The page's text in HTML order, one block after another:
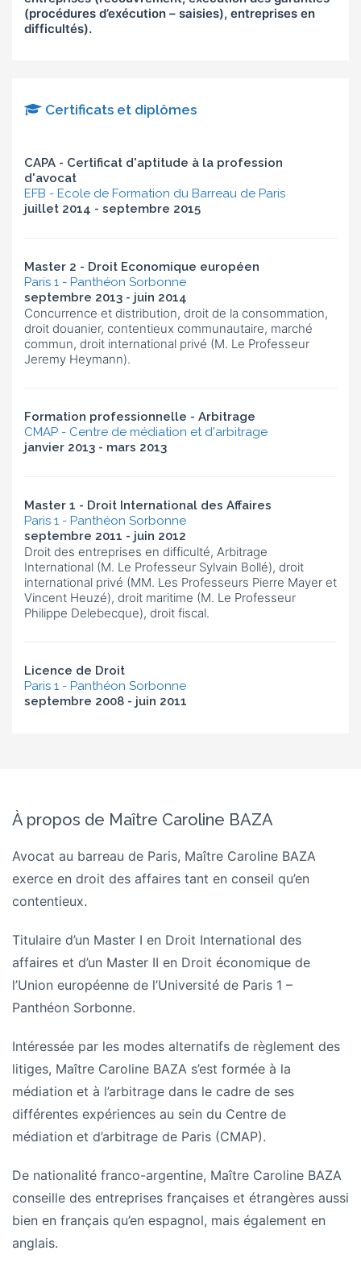
(procédures d’exécution – saisies), entreprises en
difficultés).
Certificats et diplômes
CAPA - Certificat d'aptitude à la profession
d'avocat
EFB - Ecole de Formation du Barreau de Paris
juillet 2014 - septembre 2015
Master 2 - Droit Economique européen
Paris 1 - Panthéon Sorbonne
septembre 2013 - juin 2014
Concurrence et distribution, droit de la consommation,
droit douanier, contentieux communautaire, marché
commun, droit international privé (M. Le Professeur
Jeremy Heymann).
Formation professionnelle - Arbitrage
CMAP - Centre de médiation et d'arbitrage
janvier 2013 - mars 2013
Master 1 - Droit International des Affaires
Paris 1 - Panthéon Sorbonne
septembre 2011 - juin 2012
Droit des entreprises en difficulté, Arbitrage
International (M. Le Professeur Sylvain Bollé), droit
international privé (MM. Les Professeurs Pierre Mayer et
Vincent Heuzé), droit maritime (M. Le Professeur
Philippe Delebecque), droit fiscal.
Licence de Droit
Paris 1 - Panthéon Sorbonne
septembre 2008 - juin 2011
À propos de Maître Caroline BAZA
Avocat au barreau de Paris, Maître Caroline BAZA
exerce en droit des affaires tant en conseil qu’en
contentieux.
Titulaire d’un Master I en Droit International des
affaires et d’un Master II en Droit économique de
l’Union européenne de l’Université de Paris 1 –
Panthéon Sorbonne.
Intéressée par les modes alternatifs de règlement des
litiges, Maître Caroline BAZA s’est formée à la
médiation et à l’arbitrage dans le cadre de ses
différentes expériences au sein du Centre de
médiation et d’arbitrage de Paris (CMAP).
De nationalité franco-argentine, Maître Caroline BAZA
conseille des entreprises françaises et étrangères aussi
bien en français qu’en espagnol, mais également en
anglais.